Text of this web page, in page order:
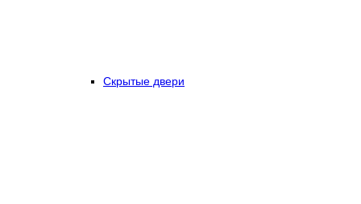
Скрытые двери